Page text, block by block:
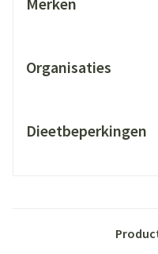
Organisaties
Dieetbeperkingen